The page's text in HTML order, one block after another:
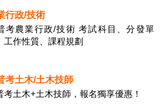
行政/技術
考農業行政/技術 考試科目、分發單
工作性質、課程規劃
考土木/土木技師
考土木+土木技師，報名獨享優惠！